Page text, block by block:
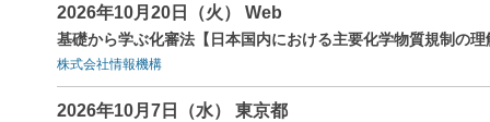
2026年10月20日（火） Web
基礎から学ぶ化審法【日本国内における主要化学物質規制の
株式会社情報機構
2026年10月7日（水） 東京都